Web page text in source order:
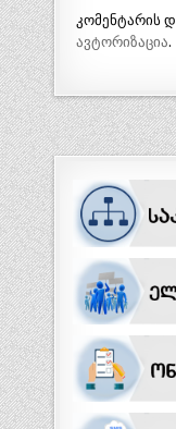
კომენტარის
ავტორიზაცია.